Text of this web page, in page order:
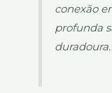
conexão
profunda
duradoura.